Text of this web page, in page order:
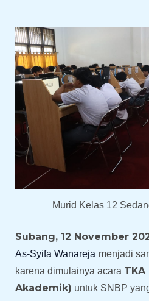
Murid Kelas 12
Subang, 12 November
As-Syifa Wanareja menjadi
karena dimulainya acara TKA
Akademik) untuk SNBP